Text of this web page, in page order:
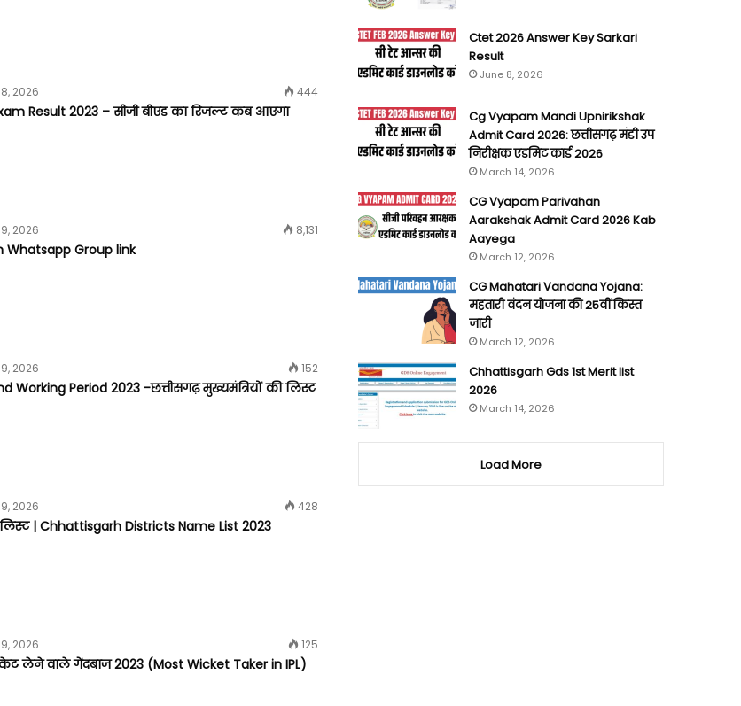
2026 444
Result 2023 – सीजी बीएड का रिजल्ट कब आएगा
2026 8,131
Group link
2026 152
Working Period 2023 -छत्तीसगढ़ मुख्यमंत्रियों की लिस्ट
2026 428
| Chhattisgarh Districts Name List 2023
2026 125
लेने वाले गेंदबाज 2023 (Most Wicket Taker in IPL)
Ctet 2026 Answer Key Sarkari
Result
June 8, 2026
Cg Vyapam Mandi Upnirikshak
Admit Card 2026: छत्तीसगढ़ मंडी उप
निरीक्षक एडमिट कार्ड 2026
March 14, 2026
CG Vyapam Parivahan
Aarakshak Admit Card 2026 Kab
Aayega
March 12, 2026
CG Mahatari Vandana Yojana:
महतारी वंदन योजना की 25वीं किस्त
जारी
March 12, 2026
Chhattisgarh Gds 1st Merit list
2026
March 14, 2026
Load More